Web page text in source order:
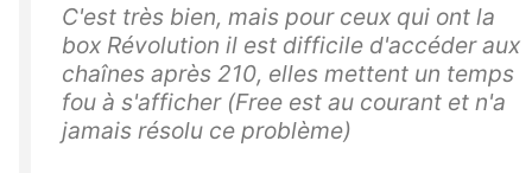
C'est très bien, mais pour ceux qui ont la
box Révolution il est difficile d'accéder aux
chaînes après 210, elles mettent un temps
fou à s'afficher (Free est au courant et n'a
jamais résolu ce problème)